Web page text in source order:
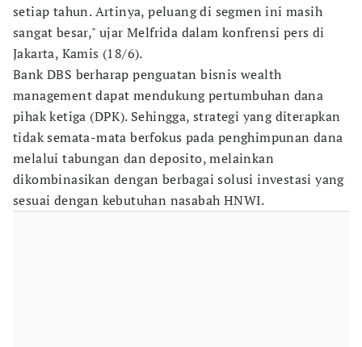
setiap tahun. Artinya, peluang di segmen ini masih
sangat besar," ujar Melfrida dalam konfrensi pers di
Jakarta, Kamis (18/6).
Bank DBS berharap penguatan bisnis wealth
management dapat mendukung pertumbuhan dana
pihak ketiga (DPK). Sehingga, strategi yang diterapkan
tidak semata-mata berfokus pada penghimpunan dana
melalui tabungan dan deposito, melainkan
dikombinasikan dengan berbagai solusi investasi yang
sesuai dengan kebutuhan nasabah HNWI.